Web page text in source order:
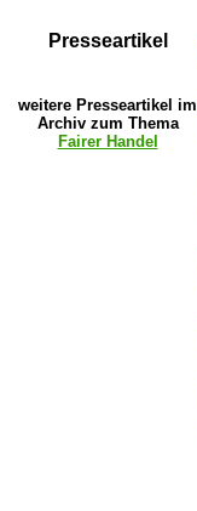
Presseartikel
weitere Presseartikel im
Archiv zum Thema
Fairer Handel